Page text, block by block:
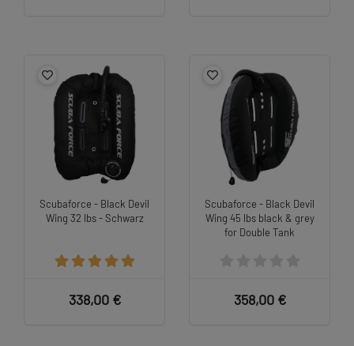
Scubaforce - Black Devil
Wing 32 lbs - Schwarz
338,00 €
Scubaforce - Black Devil
Wing 45 lbs black & grey
for Double Tank
358,00 €